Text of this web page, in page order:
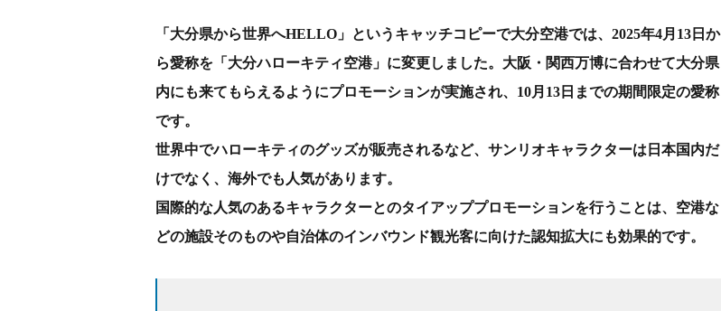
「大分県から世界へHELLO」というキャッチコピーで大分空港では、2025年4月13日か
ら愛称を「大分ハローキティ空港」に変更しました。大阪・関西万博に合わせて大分県
内にも来てもらえるようにプロモーションが実施され、10月13日までの期間限定の愛称
です。
世界中でハローキティのグッズが販売されるなど、サンリオキャラクターは日本国内だ
けでなく、海外でも人気があります。
国際的な人気のあるキャラクターとのタイアッププロモーションを行うことは、空港な
どの施設そのものや自治体のインバウンド観光客に向けた認知拡大にも効果的です。